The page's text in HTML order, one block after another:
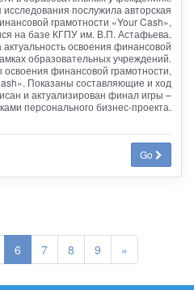
послужила авторская
грамотности «Your Cash»,
на базе КГПУ им. В.П. Астафьева.
освоения финансовой
образовательных учреждений.
финансовой грамотности,
Показаны составляющие и ход
и актуализирован финал игры –
персонального бизнес-проекта.
Go
6 7 8 9 »